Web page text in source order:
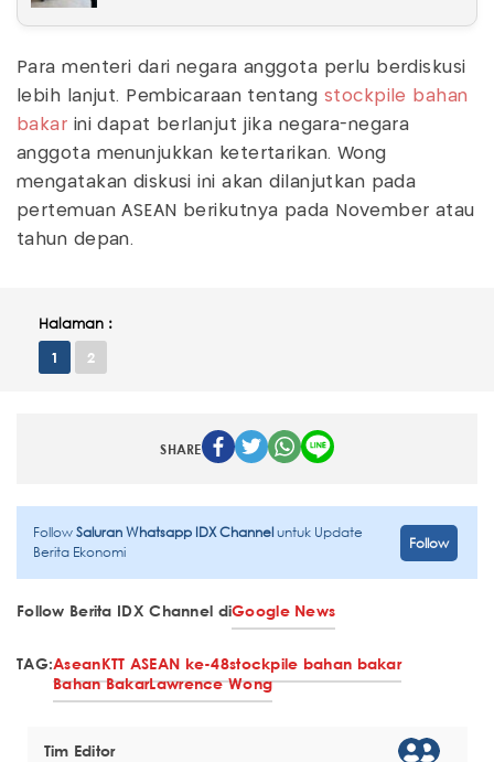
Para menteri dari negara anggota perlu berdiskusi
lebih lanjut. Pembicaraan tentang stockpile bahan
bakar ini dapat berlanjut jika negara-negara
anggota menunjukkan ketertarikan. Wong
mengatakan diskusi ini akan dilanjutkan pada
pertemuan ASEAN berikutnya pada November atau
tahun depan.
Halaman :
1 2
SHARE
FollowSaluran Whatsapp IDX Channeluntuk Update
Berita Ekonomi
Follow
Follow Berita IDX Channel diGoogle News
TAG:AseanKTT ASEAN ke-48stockpile bahan bakar
Bahan BakarLawrence Wong
Tim Editor